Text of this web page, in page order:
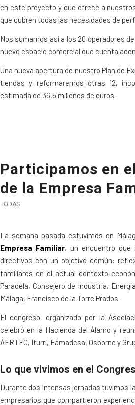
en este proyecto y que ofrece a
que cubren todas las necesidades de
Nos sumamos así a los 20 operadores
nuevo espacio comercial que cuenta
Una nueva apertura de nuestro Plan de
tiendas y reformaremos otras 12,
estimada de 36,5 millones de euros.
Participamos en
de la Empresa
TODAS
La semana pasada estuvimos en
Empresa Familiar, un encuentro que
directivos con un objetivo común:
familiares en el actual contexto
Paradela, Consejero de Industria,
Málaga, Francisco de la Torre Prados.
El congreso, organizado por la
celebró en la Hacienda del Álamo y
AERTEC, Iturri, Famadesa, Osborne y
Lo que vivimos en el
Durante dos intensas jornadas tuvimos
empresarios que compartieron